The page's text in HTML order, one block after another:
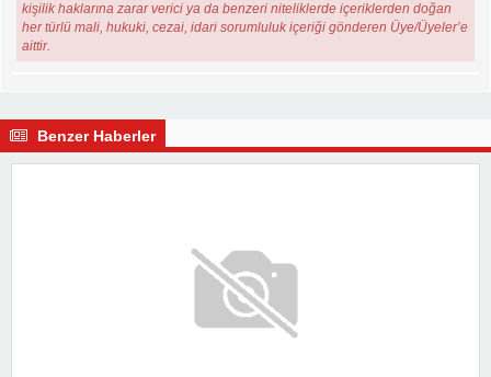
kişilik haklarına zarar verici ya da benzeri niteliklerde içeriklerden doğan
her türlü mali, hukuki, cezai, idari sorumluluk içeriği gönderen Üye/Üyeler’e
aittir.
Benzer Haberler